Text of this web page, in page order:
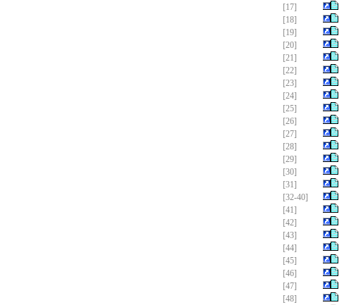
[17]
[18]
[19]
[20]
[21]
[22]
[23]
[24]
[25]
[26]
[27]
[28]
[29]
[30]
[31]
[32-40]
[41]
[42]
[43]
[44]
[45]
[46]
[47]
[48]